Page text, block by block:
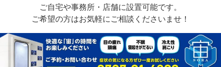
ご自宅や事務所・店舗に設置可能です。
ご希望の方はお気軽にご相談くださいませ！